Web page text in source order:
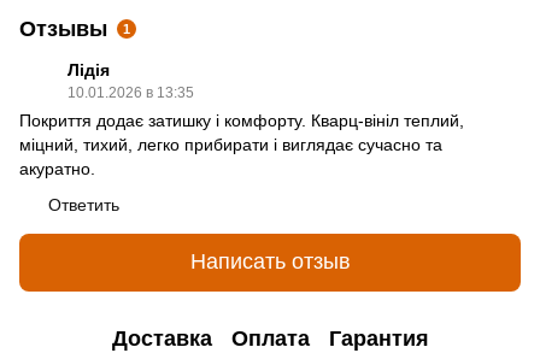
Отзывы 1
Лідія
10.01.2026 в 13:35
Покриття додає затишку і комфорту. Кварц-вініл теплий,
міцний, тихий, легко прибирати і виглядає сучасно та
акуратно.
Ответить
Написать отзыв
Доставка Оплата Гарантия